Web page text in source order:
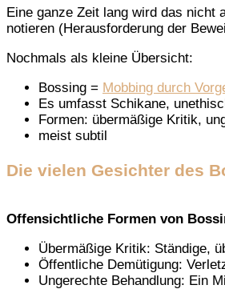
Eine ganze Zeit lang wird das nicht
notieren (Herausforderung der
Nochmals als kleine Übersicht:
Bossing = Mobbing durch
Es umfasst Schikane,
Formen: übermäßige Kritik,
meist subtil
Die vielen Gesichter des
Offensichtliche Formen von
Übermäßige Kritik: Ständige,
Öffentliche Demütigung:
Ungerechte Behandlung: Ein